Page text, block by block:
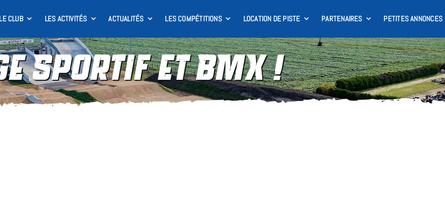
LE CLUB LES ACTIVITÉS ACTUALITÉS LES COMPÉTITIONS LOCATION DE PISTE PARTENAIRES PETITES ANNONCES
Sportif et BMX !